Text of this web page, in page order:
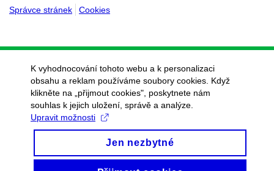
Správce stránek
Cookies
K vyhodnocování tohoto webu a k personalizaci
obsahu a reklam používáme soubory cookies. Když
klikněte na „přijmout cookies", poskytnete nám
souhlas k jejich uložení, správě a analýze.
Upravit možnosti
Jen nezbytné